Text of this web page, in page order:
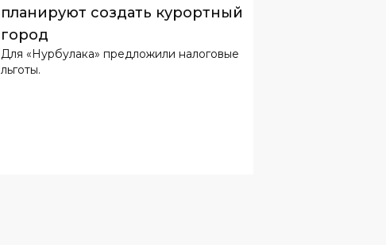
планируют создать курортный
город
Для «Нурбулака» предложили налоговые
льготы.